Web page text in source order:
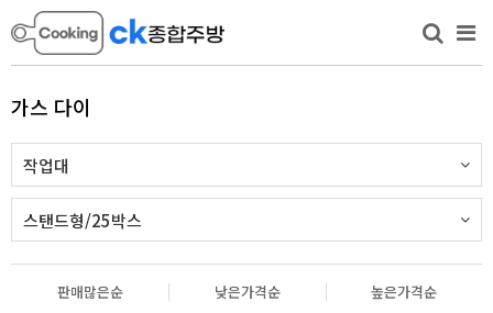
가스 다이
작업대
스탠드형/25박스
판매많은순 낮은가격순
높은가격순